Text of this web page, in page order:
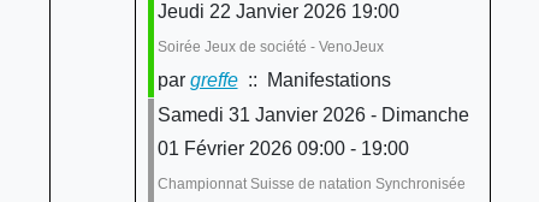
Jeudi 22 Janvier 2026 19:00
Soirée Jeux de société - VenoJeux
par greffe:: Manifestations
Samedi 31 Janvier 2026 - Dimanche
01 Février 2026 09:00 - 19:00
Championnat Suisse de natation Synchronisée